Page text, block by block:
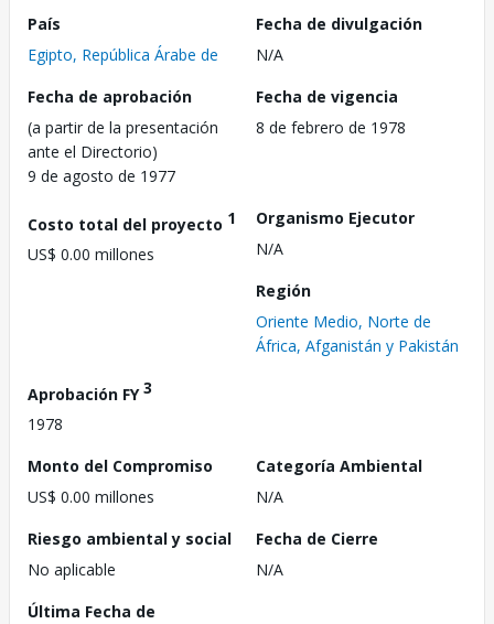
País
Egipto, República Árabe de
Fecha de divulgación
N/A
Fecha de aprobación
(a partir de la presentación
ante el Directorio)
9 de agosto de 1977
Fecha de vigencia
8 de febrero de 1978
Costo total del proyecto 1
US$ 0.00 millones
Organismo Ejecutor
N/A
Región
Oriente Medio, Norte de
África, Afganistán y Pakistán
Aprobación FY3
1978
Monto del Compromiso
US$ 0.00 millones
Categoría Ambiental
N/A
Riesgo ambiental y social
No aplicable
Fecha de Cierre
N/A
Última Fecha de